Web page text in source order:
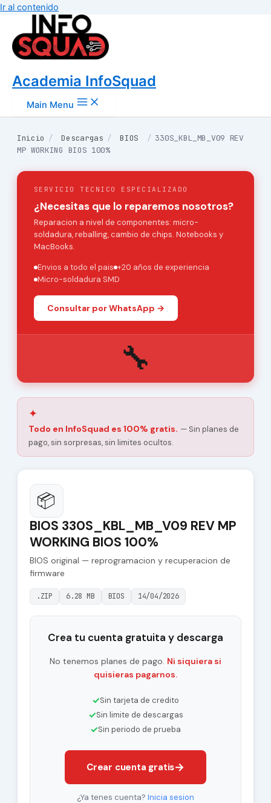
Ir al contenido
Academia InfoSquad
Main Menu
Inicio / Descargas / BIOS / 330S_KBL_MB_V09 REV
MP WORKING BIOS 100%
SERVICIO TECNICO ESPECIALIZADO
¿Necesitas que lo reparemos nosotros?
Reparacion a nivel de componentes: micro-
soldadura, reballing, cambio de chips. Notebooks y
MacBooks.
Envios a todo el pais +20 años de experiencia
Micro-soldadura SMD
Consultar por WhatsApp →
🔧
✦
Todo en InfoSquad es 100% gratis. — Sin planes de
pago, sin sorpresas, sin limites ocultos.
📦
BIOS 330S_KBL_MB_V09 REV MP
WORKING BIOS 100%
BIOS original — reprogramacion y recuperacion de
firmware
.ZIP 6.28 MB BIOS 14/04/2026
Crea tu cuenta gratuita y descarga
No tenemos planes de pago. Ni siquiera si
quisieras pagarnos.
✓Sin tarjeta de credito
✓Sin limite de descargas
✓Sin periodo de prueba
Crear cuenta gratis→
¿Ya tenes cuenta? Inicia sesion